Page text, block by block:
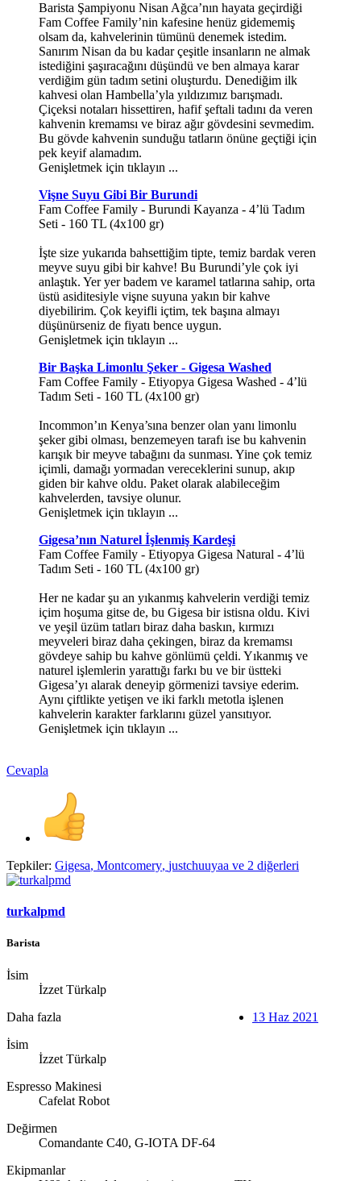
Barista Şampiyonu Nisan Ağca’nın hayata geçirdiği
Fam Coffee Family’nin kafesine henüz gidememiş
olsam da, kahvelerinin tümünü denemek istedim.
Sanırım Nisan da bu kadar çeşitle insanların ne almak
istediğini şaşıracağını düşündü ve ben almaya karar
verdiğim gün tadım setini oluşturdu. Denediğim ilk
kahvesi olan Hambella’yla yıldızımız barışmadı.
Çiçeksi notaları hissettiren, hafif şeftali tadını da veren
kahvenin kremamsı ve biraz ağır gövdesini sevmedim.
Bu gövde kahvenin sunduğu tatların önüne geçtiği için
pek keyif alamadım.
Genişletmek için tıklayın ...
Vişne Suyu Gibi Bir Burundi
Fam Coffee Family - Burundi Kayanza - 4’lü Tadım
Seti - 160 TL (4x100 gr)
İşte size yukarıda bahsettiğim tipte, temiz bardak veren
meyve suyu gibi bir kahve! Bu Burundi’yle çok iyi
anlaştık. Yer yer badem ve karamel tatlarına sahip, orta
üstü asiditesiyle vişne suyuna yakın bir kahve
diyebilirim. Çok keyifli içtim, tek başına almayı
düşünürseniz de fiyatı bence uygun.
Genişletmek için tıklayın ...
Bir Başka Limonlu Şeker - Gigesa Washed
Fam Coffee Family - Etiyopya Gigesa Washed - 4’lü
Tadım Seti - 160 TL (4x100 gr)
Incommon’ın Kenya’sına benzer olan yanı limonlu
şeker gibi olması, benzemeyen tarafı ise bu kahvenin
karışık bir meyve tabağını da sunması. Yine çok temiz
içimli, damağı yormadan vereceklerini sunup, akıp
giden bir kahve oldu. Paket olarak alabileceğim
kahvelerden, tavsiye olunur.
Genişletmek için tıklayın ...
Gigesa’nın Naturel İşlenmiş Kardeşi
Fam Coffee Family - Etiyopya Gigesa Natural - 4’lü
Tadım Seti - 160 TL (4x100 gr)
Her ne kadar şu an yıkanmış kahvelerin verdiği temiz
içim hoşuma gitse de, bu Gigesa bir istisna oldu. Kivi
ve yeşil üzüm tatları biraz daha baskın, kırmızı
meyveleri biraz daha çekingen, biraz da kremamsı
gövdeye sahip bu kahve gönlümü çeldi. Yıkanmış ve
naturel işlemlerin yarattığı farkı bu ve bir üstteki
Gigesa’yı alarak deneyip görmenizi tavsiye ederim.
Aynı çiftlikte yetişen ve iki farklı metotla işlenen
kahvelerin karakter farklarını güzel yansıtıyor.
Genişletmek için tıklayın ...
Cevapla
Tepkiler: Gigesa, Montcomery, justchuuyaa ve 2 diğerleri
turkalpmd
Barista
İsim
İzzet Türkalp
Daha fazla
İsim
İzzet Türkalp
Espresso Makinesi
Cafelat Robot
Değirmen
Comandante C40, G-IOTA DF-64
Ekipmanlar
13 Haz 2021